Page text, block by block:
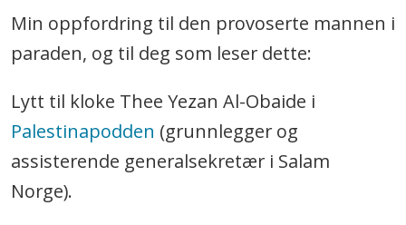
Min oppfordring til den provoserte mannen i
paraden, og til deg som leser dette:
Lytt til kloke Thee Yezan Al-Obaide i
Palestinapodden (grunnlegger og
assisterende generalsekretær i Salam
Norge).